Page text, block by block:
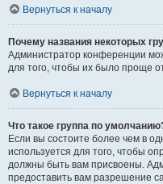
Вернуться к началу
Почему названия некоторых
Администратор конференции
для того, чтобы их было проще
Вернуться к началу
Что такое группа по
Если вы состоите более чем в
используется для того, чтобы
должны быть вам присвоены.
предоставить вам разрешение